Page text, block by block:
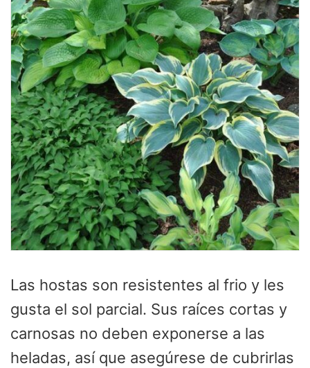
Las hostas son resistentes al frio y les
gusta el sol parcial. Sus raíces cortas y
carnosas no deben exponerse a las
heladas, así que asegúrese de cubrirlas